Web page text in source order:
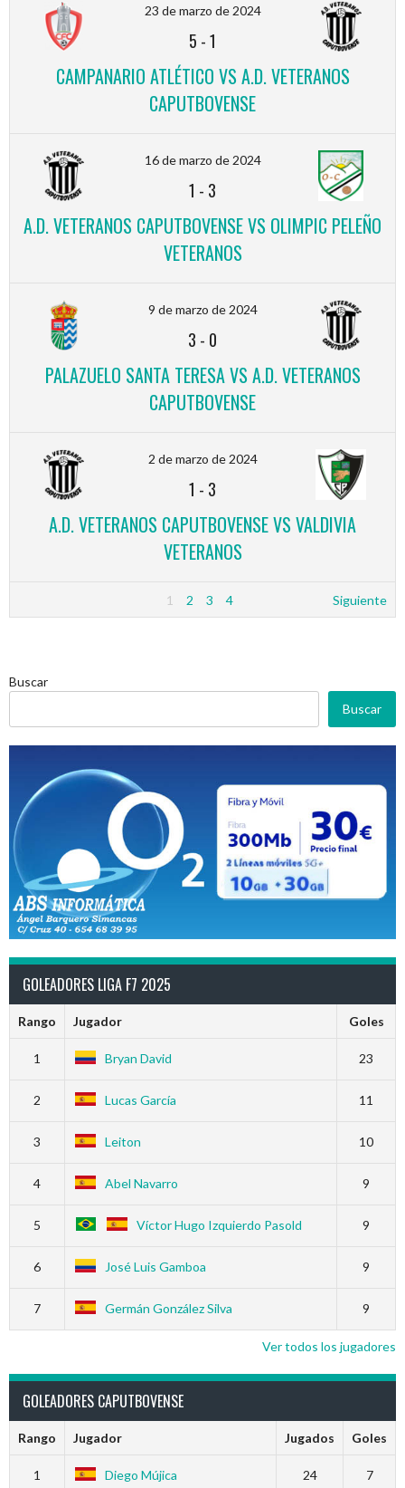
23 de marzo de 2024
5 -1
CAMPANARIO ATLÉTICO VS A.D. VETERANOS
CAPUTBOVENSE
16 de marzo de 2024
1 - 3
A.D. VETERANOS CAPUTBOVENSE VS OLIMPIC PELEÑO
VETERANOS
9 de marzo de 2024
3 - 0
PALAZUELO SANTA TERESA VS A.D. VETERANOS
CAPUTBOVENSE
2 de marzo de 2024
1 - 3
A.D. VETERANOS CAPUTBOVENSE VS VALDIVIA
VETERANOS
1 2 3 4 Siguiente
Buscar
Buscar
GOLEADORES LIGA F7 2025
Rango Jugador Goles
1 Bryan David 23
2 Lucas García 11
3 Leiton 10
4 Abel Navarro 9
5 Víctor Hugo Izquierdo Pasold 9
6 José Luis Gamboa 9
7 Germán González Silva 9
Ver todos los jugadores
GOLEADORES CAPUTBOVENSE
Rango Jugador Jugados Goles
1 Diego Mújica 24 7